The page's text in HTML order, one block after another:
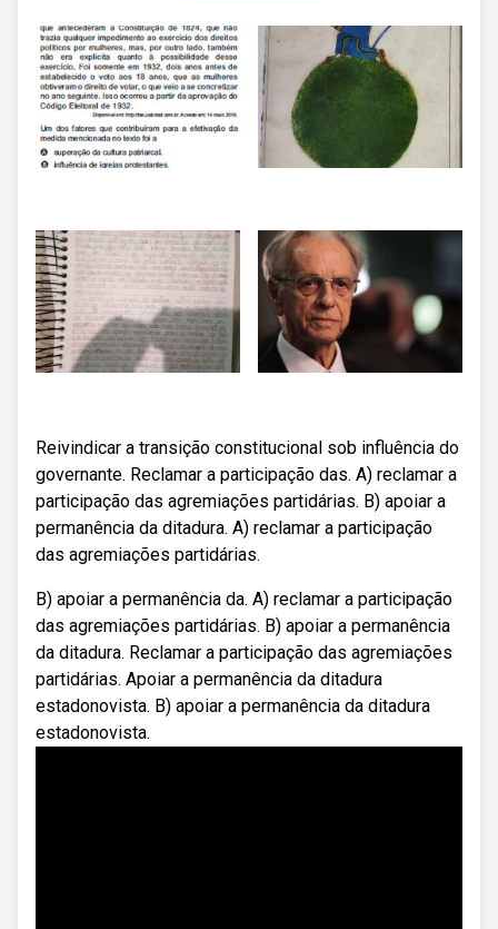
Reivindicar a transição constitucional sob influência do
governante. Reclamar a participação das. A) reclamar a
participação das agremiações partidárias. B) apoiar a
permanência da ditadura. A) reclamar a participação
das agremiações partidárias.
B) apoiar a permanência da. A) reclamar a participação
das agremiações partidárias. B) apoiar a permanência
da ditadura. Reclamar a participação das agremiações
partidárias. Apoiar a permanência da ditadura
estadonovista. B) apoiar a permanência da ditadura
estadonovista.